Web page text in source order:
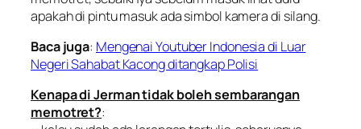
apakah di pintu masuk ada simbol kamera di silang.
Baca juga: Mengenai Youtuber Indonesia di Luar
Negeri Sahabat Kacong ditangkap Polisi
Kenapa di Jerman tidak boleh sembarangan
memotret?: